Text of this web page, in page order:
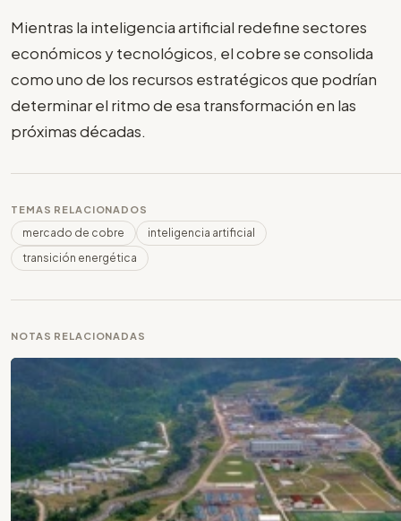
Mientras la inteligencia artificial redefine sectores
económicos y tecnológicos, el cobre se consolida
como uno de los recursos estratégicos que podrían
determinar el ritmo de esa transformación en las
próximas décadas.
TEMAS RELACIONADOS
mercado de cobre
inteligencia artificial
transición energética
NOTAS RELACIONADAS